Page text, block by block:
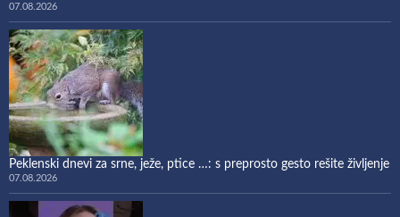
07.08.2026
Peklenski dnevi za srne, ježe, ptice …: s preprosto gesto rešite življenje
07.08.2026